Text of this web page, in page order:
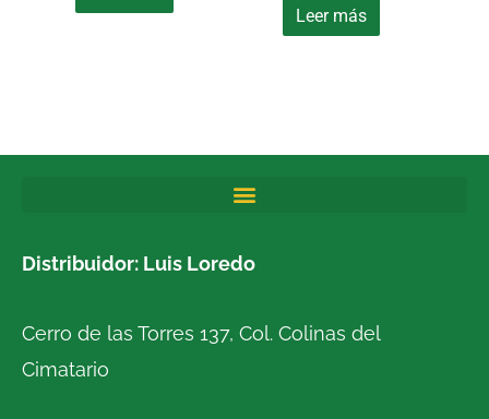
Leer más
Distribuidor: Luis Loredo
Cerro de las Torres 137, Col. Colinas del
Cimatario